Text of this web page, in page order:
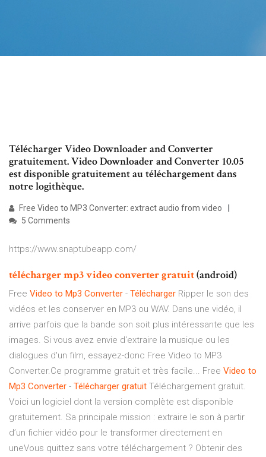
Télécharger Video Downloader and Converter
gratuitement. Video Downloader and Converter 10.05
est disponible gratuitement au téléchargement dans
notre logithèque.
Free Video to MP3 Converter: extract audio from video
5 Comments
https://www.snaptubeapp.com/
téléchargermp3videoconvertergratuit(android)
Free Video to Mp3 Converter - Télécharger Ripper le son des
vidéos et les conserver en MP3 ou WAV. Dans une vidéo, il
arrive parfois que la bande son soit plus intéressante que les
images. Si vous avez envie d'extraire la musique ou les
dialogues d'un film, essayez-donc Free Video to MP3
Converter.Ce programme gratuit et très facile... Free Video to
Mp3 Converter - Télécharger gratuit Téléchargement gratuit.
Voici un logiciel dont la version complète est disponible
gratuitement. Sa principale mission : extraire le son à partir
d’un fichier vidéo pour le transformer directement en
uneVous quittez sans votre téléchargement ? Obtenir des